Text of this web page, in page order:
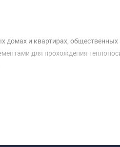
и квартирах,
для прохождения